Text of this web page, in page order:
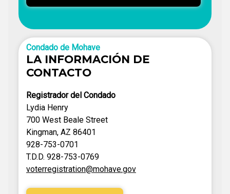
Condado de Mohave
LA INFORMACIÓN DE
CONTACTO
Registrador del Condado
Lydia Henry
700 West Beale Street
Kingman, AZ 86401
928-753-0701
T.D.D. 928-753-0769
voterregistration@mohave.gov